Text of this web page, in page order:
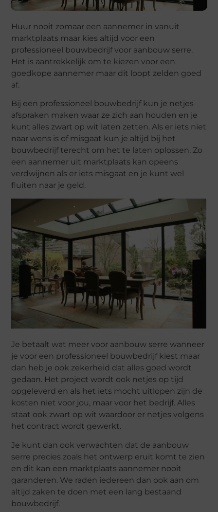
Huur nooit zomaar een aannemer in vanuit
marktplaats maar kies altijd voor een
professioneel bouwbedrijf voor aanbouw serre.
Het is aantrekkelijk om te kiezen voor een
goedkope aannemer maar dit loopt zelden goed
af.
Bij een professioneel bouwbedrijf kun je netjes
afspraken maken waar ze zich aan houden en je
kunt alles zwart op wit laten zetten. Als er iets niet
naar wens is of misgaat kun je altijd bij het
bouwbedrijf terecht om het te laten oplossen. Zo
een aannemer uit marktplaats kan opeens
verdwijnen als er iets misgaat en je kunt wel
fluiten naar je geld.
Je betaalt wat meer voor aanbouw serre wanneer
je voor een professioneel bouwbedrijf kiest maar
dan heb je ook zekerheid dat alles goed wordt
gedaan. Het project wordt ook netjes op tijd
opgeleverd en als het iets mocht uitlopen zijn de
kosten niet voor jou, maar voor het bedrijf. Alles
staat ook zwart op wit waardoor er netjes volgens
het contract wordt gewerkt.
Je kunt dan ook verwachten dat de aanbouw
serre precies zoals het ontwerp eruit komt te zien
en dit kan een marktplaats aannemer nooit
garanderen. We raden iedereen dan ook aan om
altijd zaken te doen met een lang bestaand
bouwbedrijf.